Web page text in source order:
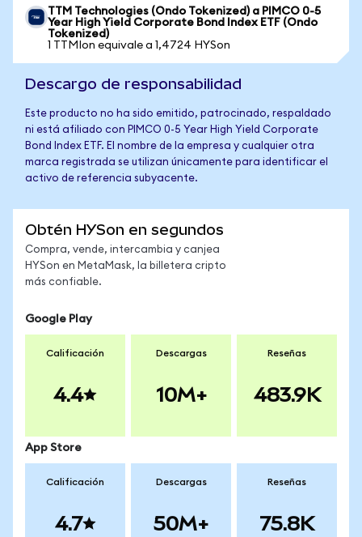
TTM Technologies (Ondo Tokenized) a PIMCO 0-5
Year High Yield Corporate Bond Index ETF (Ondo
Tokenized)
1 TTMIon equivale a 1,4724 HYSon
Descargo de responsabilidad
Este producto no ha sido emitido, patrocinado, respaldado
ni está afiliado con PIMCO 0-5 Year High Yield Corporate
Bond Index ETF. El nombre de la empresa y cualquier otra
marca registrada se utilizan únicamente para identificar el
activo de referencia subyacente.
Obtén HYSon en segundos
Compra, vende, intercambia y canjea
HYSon en MetaMask, la billetera cripto
más confiable.
Google Play
Calificación
4.4
Descargas
10M+
Reseñas
483.9K
App Store
Calificación
4.7
Descargas
50M+
Reseñas
75.8K